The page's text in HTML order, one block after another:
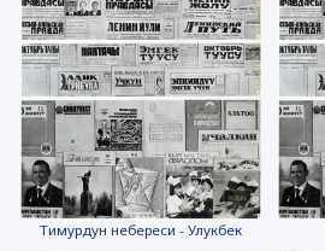
Тимурдун небереси - Улукбек